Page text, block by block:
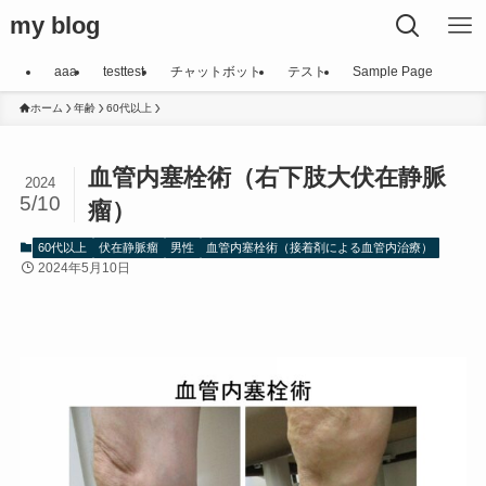
my blog
aaa testtest チャットボット テスト Sample Page
ホーム 年齢 60代以上
血管内塞栓術（右下肢大伏在静脈
瘤）
2024
5/10
60代以上 伏在静脈瘤 男性 血管内塞栓術（接着剤による血管内治療）
2024年5月10日